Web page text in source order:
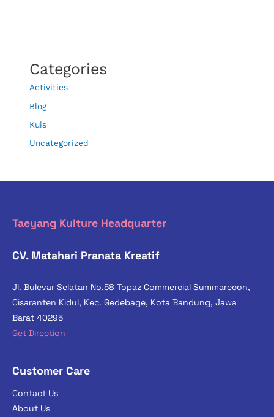
Categories
Activities
Blog
Kuis
Uncategorized
Taeyang Kulture Headquarter
CV. Matahari Pranata Kreatif
Jl. Bulevar Selatan No.58 Topaz Commercial Summarecon,
Cisaranten Kidul, Kec. Gedebage, Kota Bandung, Jawa
Barat 40295
Get Direction
Customer Care
Contact Us
About Us